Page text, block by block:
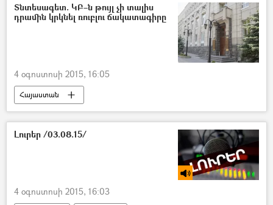
Տնտեսագետ. ԿԲ–ն թույլ չի տալիս
դրամին կրկնել ռուբլու ճակատագիրը
4 օգոստոսի 2015, 16:05
Հայաստան
Լուրեր /03.08.15/
4 օգոստոսի 2015, 16:03